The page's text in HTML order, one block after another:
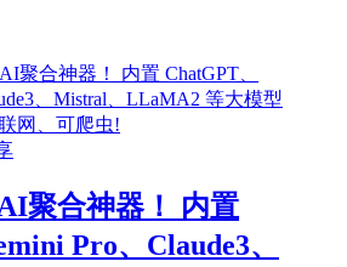
聚合神器！ 内置
Pro、Claude3、